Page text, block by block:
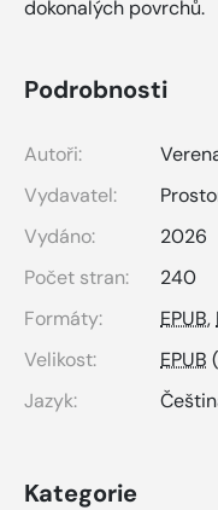
dokonalých povrchů.
Podrobnosti
Autoři:
Vydavatel:
Vydáno:
2026
Počet stran:
240
Formáty:
EPUB,
Velikost:
EPUB
Jazyk:
Kategorie